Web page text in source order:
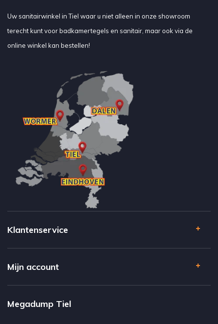
Uw sanitairwinkel in Tiel waar u niet alleen in onze showroom
terecht kunt voor badkamertegels en sanitair, maar ook via de
online winkel kan bestellen!
Klantenservice
Mijn account
Megadump Tiel